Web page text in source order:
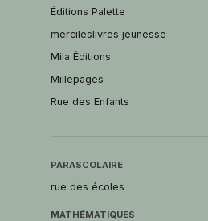
Éditions Palette
mercileslivres jeunesse
Mila Éditions
Millepages
Rue des Enfants
PARASCOLAIRE
rue des écoles
MATHÉMATIQUES